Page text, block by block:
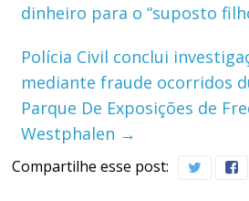
dinheiro para o “suposto
Polícia Civil conclui
mediante fraude ocorridos
Parque De Exposições de
Westphalen →
Compartilhe esse post: